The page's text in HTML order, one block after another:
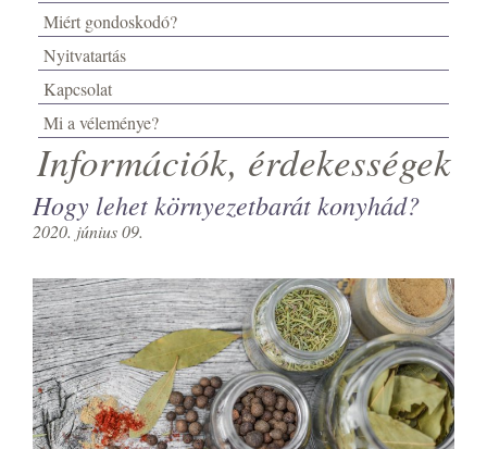
Miért gondoskodó?
Nyitvatartás
Kapcsolat
Mi a véleménye?
Információk, érdekességek
Hogy lehet környezetbarát konyhád?
2020. június 09.